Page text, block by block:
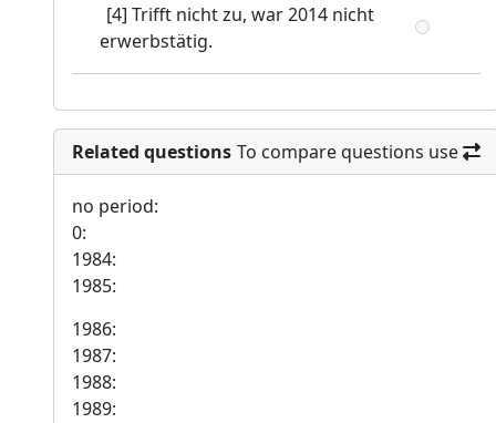
[4] Trifft nicht zu, war 2014 nicht
erwerbstätig.
Related questions To compare questions use
no period:
0:
1984:
1985:
1986:
1987:
1988:
1989: